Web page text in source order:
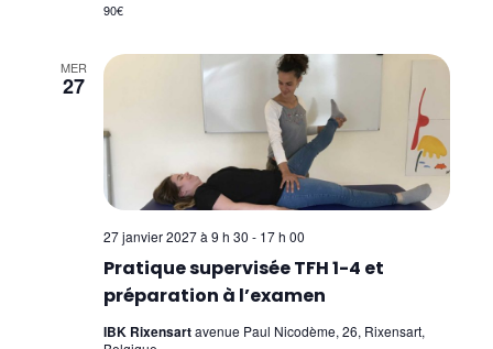
90€
MER
27
Pratique supervisée TFH 1-4 et
préparation à l’examen
27 janvier 2027 à 9 h 30 - 17 h 00
IBK Rixensartavenue Paul Nicodème, 26, Rixensart,